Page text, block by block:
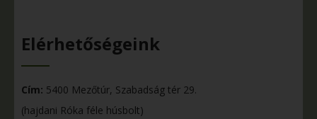
Elérhetőségeink
Cím: 5400 Mezőtúr, Szabadság tér 29.
(hajdani Róka féle húsbolt)